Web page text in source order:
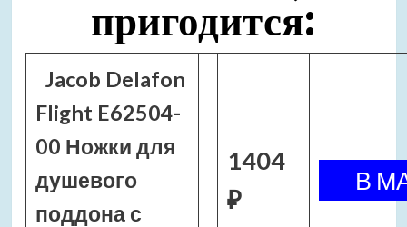
пригодится:
Jacob Delafon
Flight E62504-
00 Ножки для
душевого
поддона с
1404
₽